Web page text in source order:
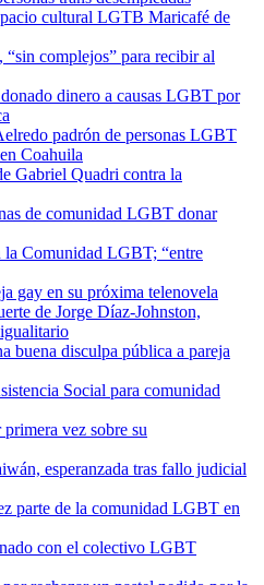
cultural LGTB Maricafé de
“sin complejos” para recibir al
dinero a causas LGBT por
padrón de personas LGBT
Coahuila
Gabriel Quadri contra la
de comunidad LGBT donar
Comunidad LGBT; “entre
gay en su próxima telenovela
de Jorge Díaz-Johnston,
buena disculpa pública a pareja
Social para comunidad
vez sobre su
esperanzada tras fallo judicial
parte de la comunidad LGBT en
con el colectivo LGBT